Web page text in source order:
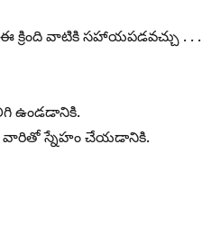
క్రింది వాటికి సహాయపడవచ్చు . . .
ఉండడానికి.
వారితో స్నేహం చేయడానికి.